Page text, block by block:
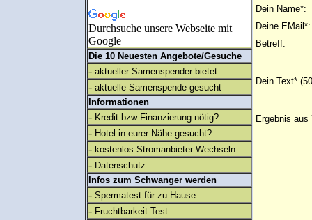
Durchsuche unsere Webseite mit
Google
Die 10 Neuesten Angebote/Gesuche
- aktueller Samenspender bietet
- aktuelle Samenspende gesucht
Informationen
- Kredit bzw Finanzierung nötig?
- Hotel in eurer Nähe gesucht?
- kostenlos Stromanbieter Wechseln
- Datenschutz
Infos zum Schwanger werden
- Spermatest für zu Hause
- Fruchtbarkeit Test
Dein Name*:
Deine EMail*:
Betreff:
Dein Text*
Ergebnis aus